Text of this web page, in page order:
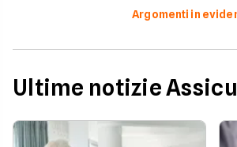
Argomenti in
Ultime notizie